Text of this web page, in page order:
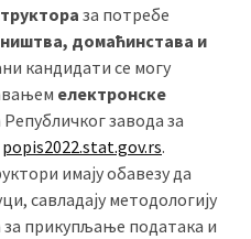
за потребе
домаћинстава и
кандидати се могу
електронске
завода за
popis2022.stat.gov.rs.
имају обавезу да
савладају методологију
за прикупљање података и